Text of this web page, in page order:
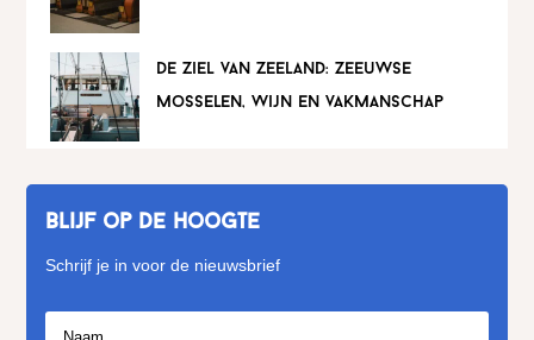
de ziel van zeeland: zeeuwse
mosselen, wijn en vakmanschap
Blijf op de hoogte
Schrijf je in voor de nieuwsbrief